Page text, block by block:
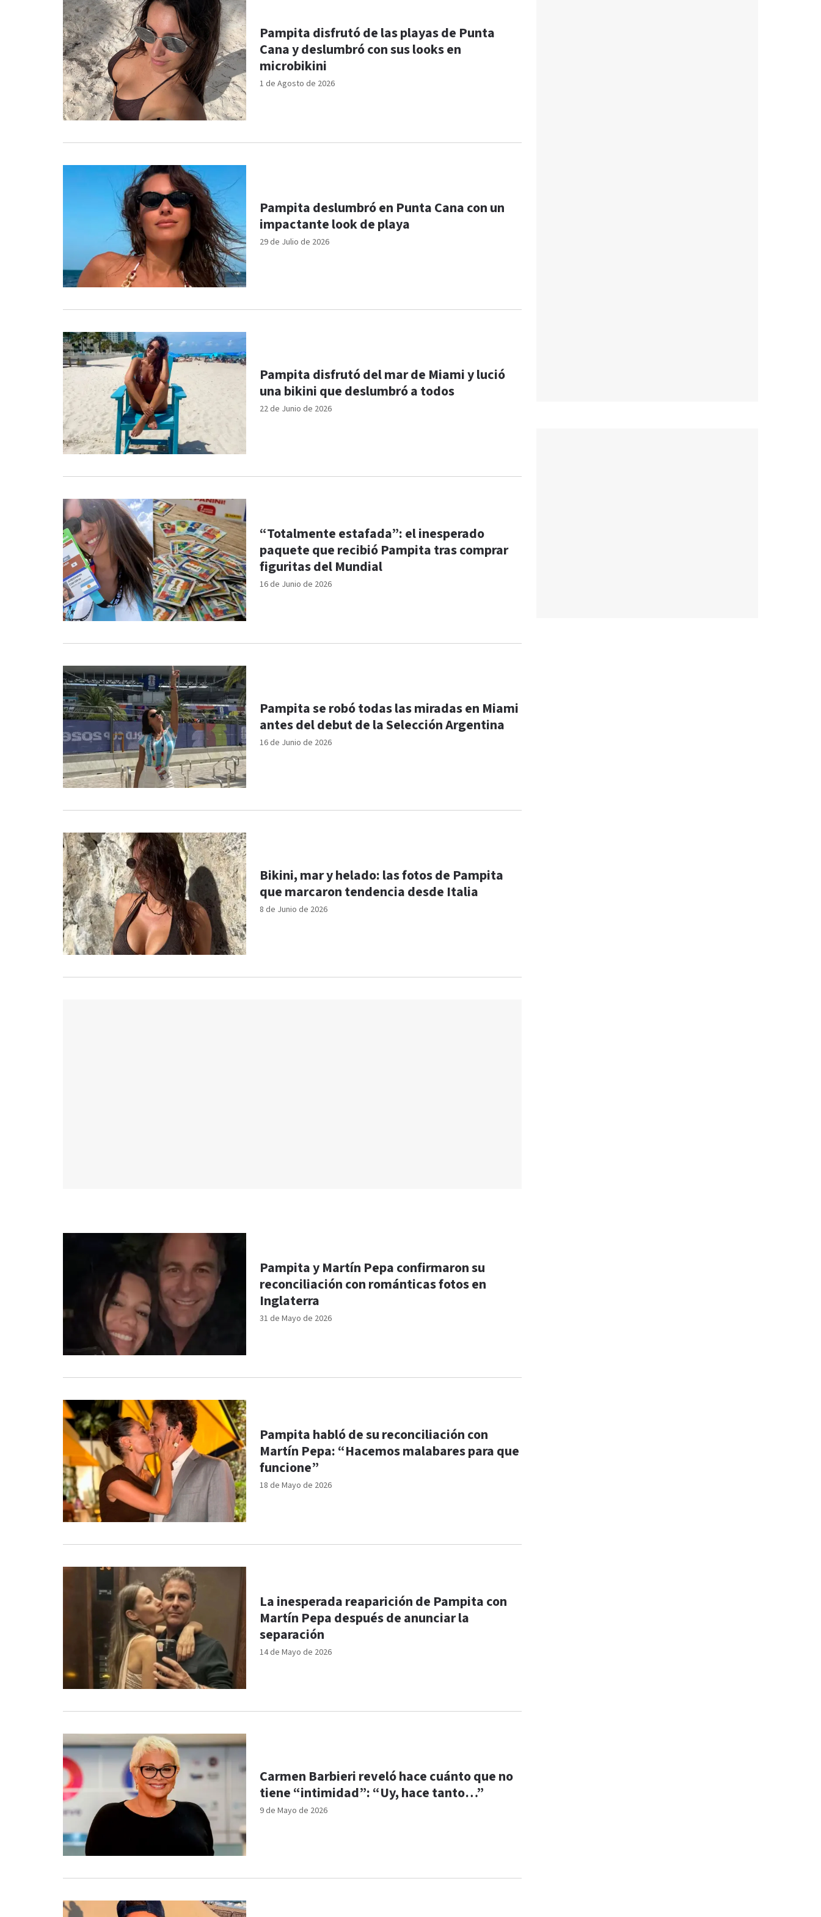
1 de Agosto de 2026
Pampita disfrutó de las playas de Punta
Cana y deslumbró con sus looks en
microbikini
29 de Julio de 2026
Pampita deslumbró en Punta Cana con un
impactante look de playa
22 de Junio de 2026
Pampita disfrutó del mar de Miami y lució
una bikini que deslumbró a todos
16 de Junio de 2026
“Totalmente estafada”: el inesperado
paquete que recibió Pampita tras comprar
figuritas del Mundial
16 de Junio de 2026
Pampita se robó todas las miradas en Miami
antes del debut de la Selección Argentina
8 de Junio de 2026
Bikini, mar y helado: las fotos de Pampita
que marcaron tendencia desde Italia
31 de Mayo de 2026
Pampita y Martín Pepa confirmaron su
reconciliación con románticas fotos en
Inglaterra
18 de Mayo de 2026
Pampita habló de su reconciliación con
Martín Pepa: “Hacemos malabares para que
funcione”
14 de Mayo de 2026
La inesperada reaparición de Pampita con
Martín Pepa después de anunciar la
separación
9 de Mayo de 2026
Carmen Barbieri reveló hace cuánto que no
tiene “intimidad”: “Uy, hace tanto…”